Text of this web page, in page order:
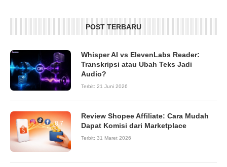
POST TERBARU
Whisper AI vs ElevenLabs Reader:
Transkripsi atau Ubah Teks Jadi
Audio?
Terbit: 21 Juni 2026
8.7
Review Shopee Affiliate: Cara Mudah
Dapat Komisi dari Marketplace
Terbit: 31 Maret 2026